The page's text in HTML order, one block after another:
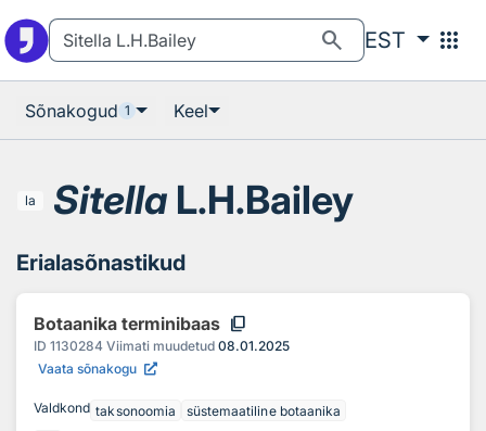
search EST apps
Sõnakogud 1 Keel
la Sitella L.H.Bailey
Erialasõnastikud
Botaanika terminibaas content_copy
ID 1130284 Viimati muudetud 08.01.2025
Vaata sõnakogu
Valdkond taksonoomia
süstemaatiline botaanika